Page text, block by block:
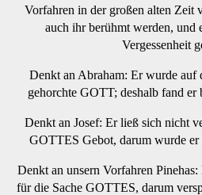
Vorfahren in der großen alten Zeit
auch ihr berühmt werden, und
Vergessenheit
Denkt an Abraham: Er wurde auf
gehorchte GOTT; deshalb fand
Denkt an Josef: Er ließ sich nicht
GOTTES Gebot, darum wurde
Denkt an unsern Vorfahren
für die Sache GOTTES, darum